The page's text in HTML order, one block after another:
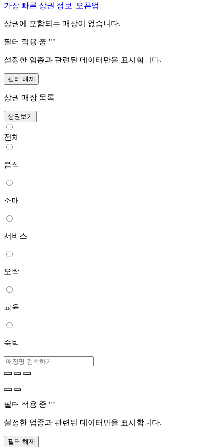
가장 빠른 상권 정보, 오픈업
상권에 포함되는 매장이 없습니다.
필터 적용 중 ""
설정한 업종과 관련된 데이터만을 표시합니다.
필터 해제
상권 매장 목록
상권보기
전체
음식
소매
서비스
오락
교육
숙박
필터 적용 중 ""
설정한 업종과 관련된 데이터만을 표시합니다.
필터 해제